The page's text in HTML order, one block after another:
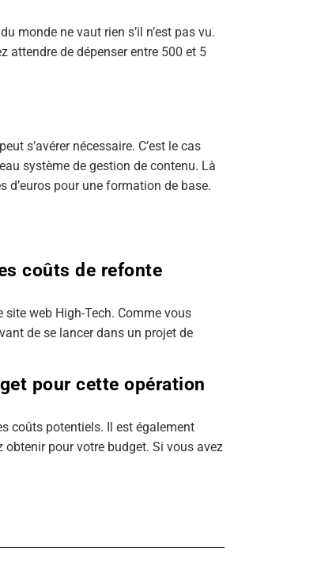
monde ne vaut rien s’il n’est pas vu.
attendre de dépenser entre 500 et 5
s’avérer nécessaire. C’est le cas
système de gestion de contenu. Là
d’euros pour une formation de base.
coûts de refonte
web High-Tech. Comme vous
de se lancer dans un projet de
pour cette opération
coûts potentiels. Il est également
obtenir pour votre budget. Si vous avez